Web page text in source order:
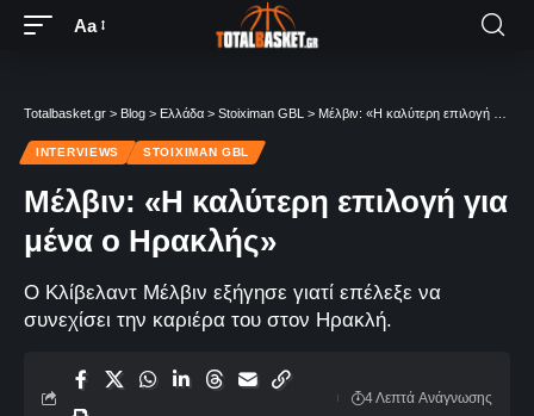
Aa
Totalbasket.gr > Blog > Ελλάδα > Stoiximan GBL > Μέλβιν: «Η καλύτερη επιλογή για μένα ο Ηρακλής»
INTERVIEWS STOIXIMAN GBL
Μέλβιν: «Η καλύτερη επιλογή για
μένα ο Ηρακλής»
Ο Κλίβελαντ Μέλβιν εξήγησε γιατί επέλεξε να
συνεχίσει την καριέρα του στον Ηρακλή.
4 Λεπτά Aνάγνωσης